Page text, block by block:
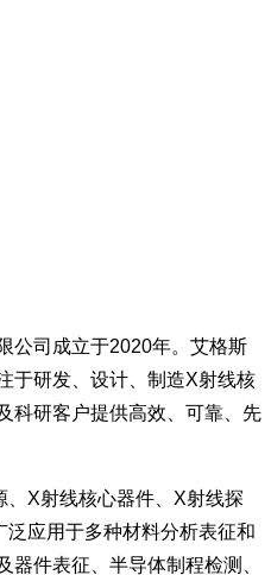
公司成立于2020年。艾格斯
于研发、设计、制造X射线核
科研客户提供高效、可靠、先
X射线核心器件、X射线探
应用于多种材料分析表征和
器件表征、半导体制程检测、